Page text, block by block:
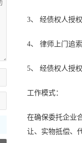
3、 经债权人授
4、 律师上门追
5、 经债权人授
工作模式：
在确保委托企业
让、实物抵偿、